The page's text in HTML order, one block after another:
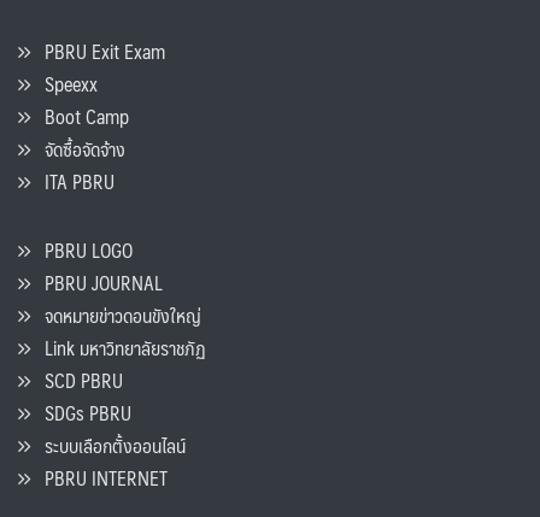
PBRU Exit Exam
Speexx
Boot Camp
จัดซื้อจัดจ้าง
ITA PBRU
PBRU LOGO
PBRU JOURNAL
จดหมายข่าวดอนขังใหญ่
Link มหาวิทยาลัยราชภัฏ
SCD PBRU
SDGs PBRU
ระบบเลือกตั้งออนไลน์
PBRU INTERNET